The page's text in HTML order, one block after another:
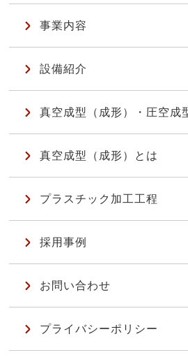
事業内容
設備紹介
真空成型（成形）・圧空成
真空成型（成形）とは
プラスチック加工工程
採用事例
お問い合わせ
プライバシーポリシー